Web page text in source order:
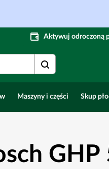
Aktywuj odroczoną
Maszyny i części Skup
GHP